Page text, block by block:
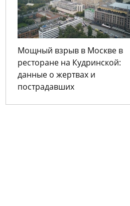
Мощный взрыв в Москве в
ресторане на Кудринской:
данные о жертвах и
пострадавших